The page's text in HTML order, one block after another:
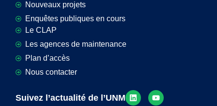
Nouveaux projets
Enquêtes publiques en cours
Le CLAP
Les agences de maintenance
Plan d’accès
Nous contacter
Suivez l’actualité de l’UNM